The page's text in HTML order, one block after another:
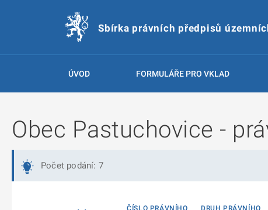
Sbírka právních předpisů
ÚVOD FORMULÁŘE PRO VKLAD
Obec Pastuchovice -
Počet podání: 7
ČÍSLO PRÁVNÍHO
DRUH PRÁVNÍHO